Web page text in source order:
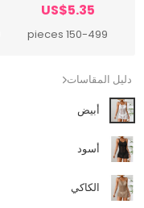
US$5.35
150-499 pieces
دليل المقاسات
أبيض
أسود
الكاكي